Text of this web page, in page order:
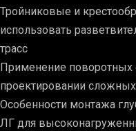
Тройниковые и
использовать
трасс
Применение
проектировании
Особенности монтажа
ЛГ для